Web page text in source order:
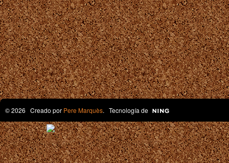
© 2026 Creado por Pere Marquès. Tecnología de